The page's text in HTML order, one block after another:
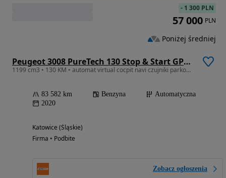
Peugeot 3008 PureTech 130 Stop & Start GPF EAT8 Active Business-Paket
1199 cm3 • 130 KM • automat virtual cocpit navi czujniki parkowania
83 582 km Benzyna
Automatyczna
2020
Katowice (Śląskie)
Firma • Podbite
Zobacz ogłoszenia
- 1 300 PLN
57 000 PLN
Poniżej średniej